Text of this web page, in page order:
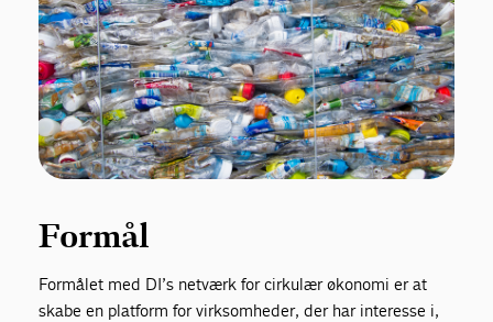
Formål
Formålet med DI’s netværk for cirkulær økonomi er at
skabe en platform for virksomheder, der har interesse i,